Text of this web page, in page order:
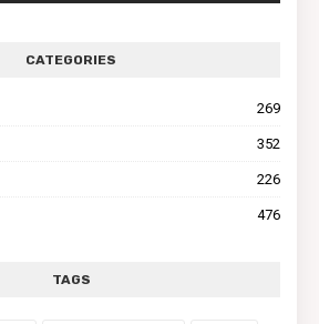
CATEGORIES
269
352
226
476
TAGS